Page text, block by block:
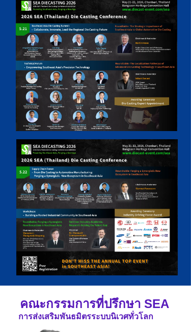
คณะกรรมการที่ปรึกษา SEA
การส่งเสริมพันธมิตรระบบนิเวศทั่วโลก